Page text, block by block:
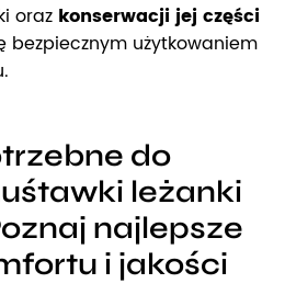
oraz konserwacji jej części
bezpiecznym użytkowaniem
do
leżanki
najlepsze
i jakości